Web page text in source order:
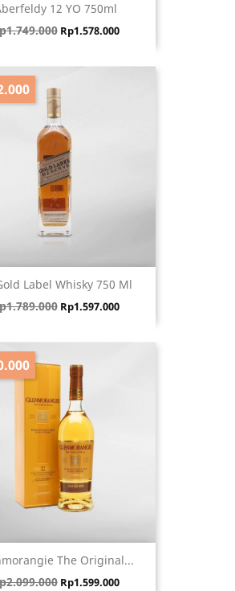
12 YO 750ml
biasa Harga
Rp1.578.000
Label Whisky 750 Ml
biasa Harga
Rp1.597.000
The Original...
biasa Harga
Rp1.599.000